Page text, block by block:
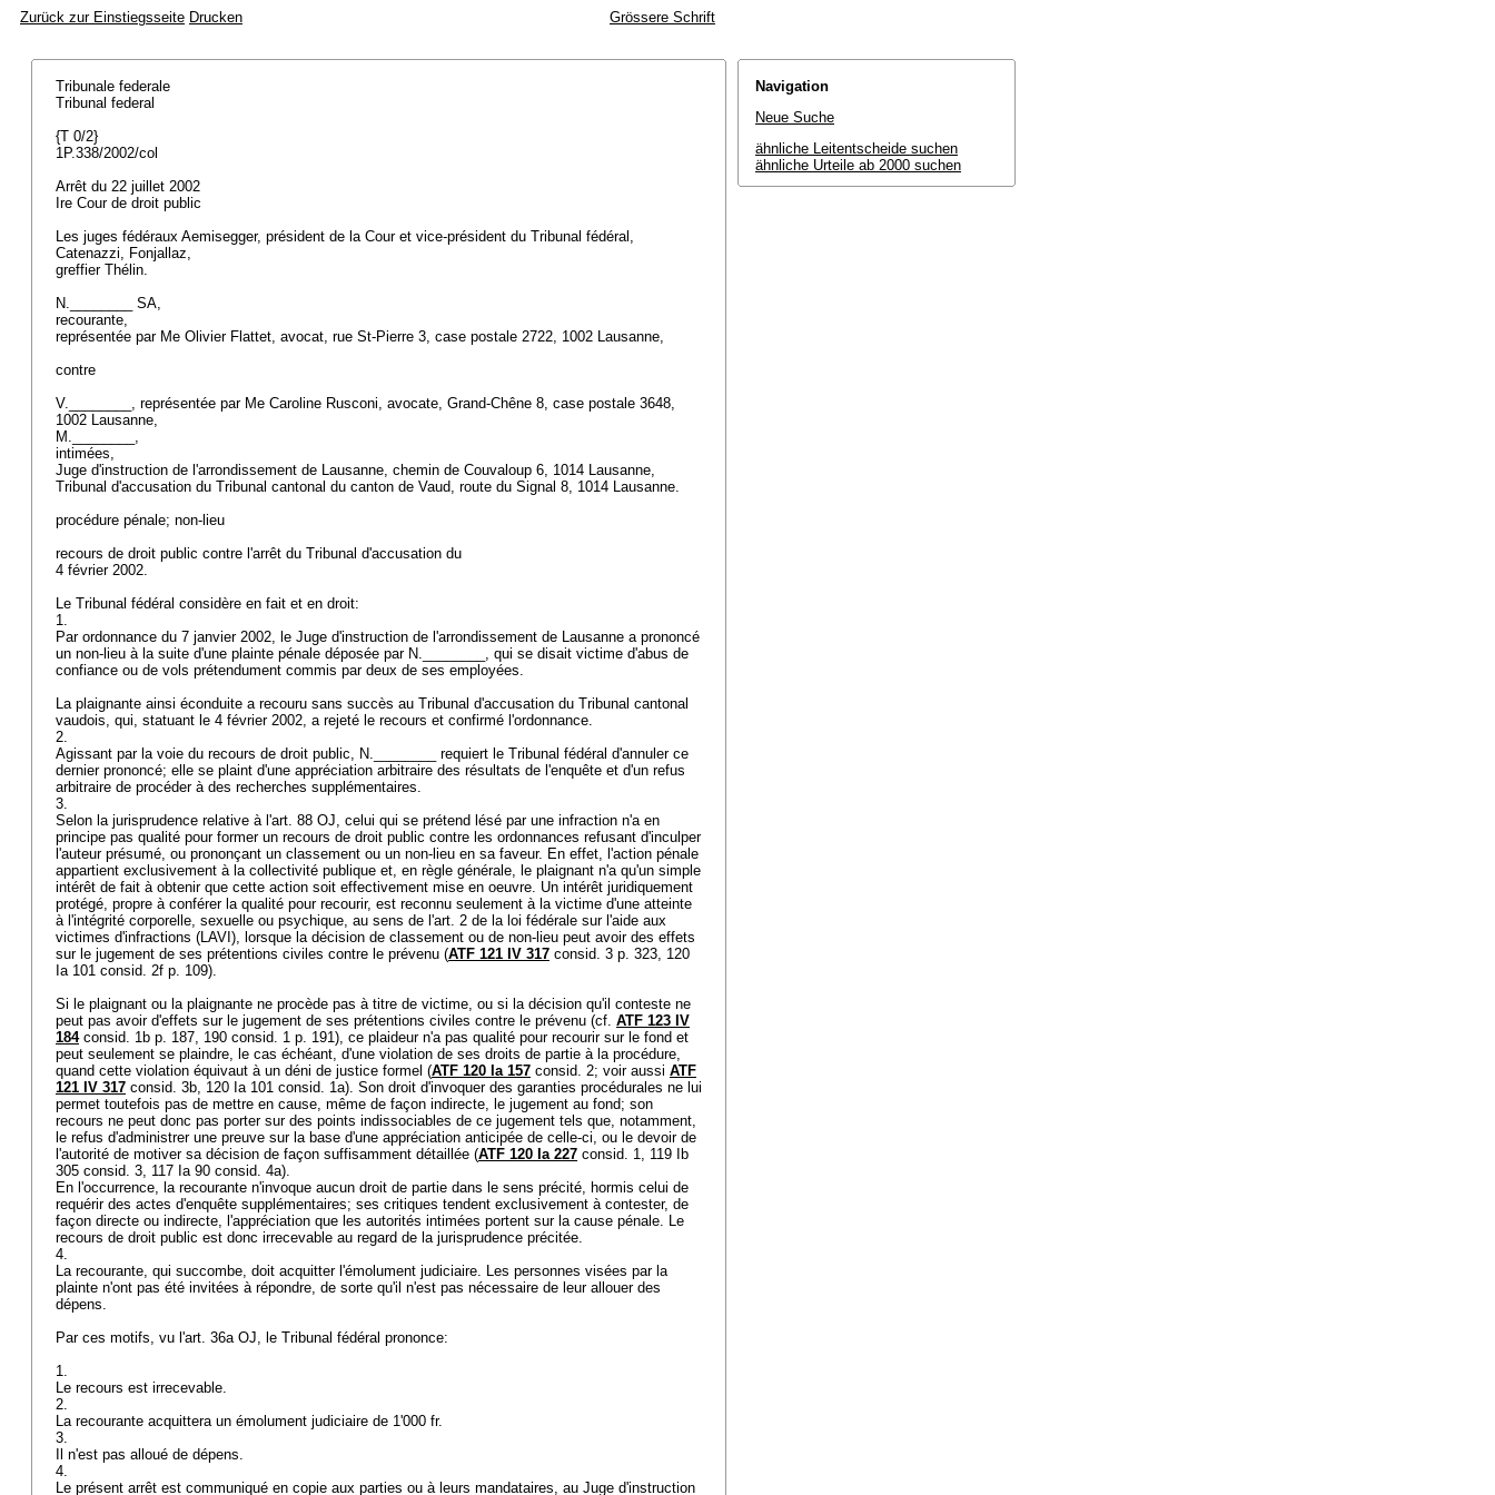
Zurück zur Einstiegsseite Drucken Grössere Schrift
Tribunale federale
Tribunal federal
{T 0/2}
1P.338/2002/col
Arrêt du 22 juillet 2002
Ire Cour de droit public
Les juges fédéraux Aemisegger, président de la Cour et vice-président du Tribunal fédéral,
Catenazzi, Fonjallaz,
greffier Thélin.
N.________ SA,
recourante,
représentée par Me Olivier Flattet, avocat, rue St-Pierre 3, case postale 2722, 1002 Lausanne,
contre
V.________, représentée par Me Caroline Rusconi, avocate, Grand-Chêne 8, case postale 3648,
1002 Lausanne,
M.________,
intimées,
Juge d'instruction de l'arrondissement de Lausanne, chemin de Couvaloup 6, 1014 Lausanne,
Tribunal d'accusation du Tribunal cantonal du canton de Vaud, route du Signal 8, 1014 Lausanne.
procédure pénale; non-lieu
recours de droit public contre l'arrêt du Tribunal d'accusation du
4 février 2002.
Le Tribunal fédéral considère en fait et en droit:
1.
Par ordonnance du 7 janvier 2002, le Juge d'instruction de l'arrondissement de Lausanne a prononcé
un non-lieu à la suite d'une plainte pénale déposée par N.________, qui se disait victime d'abus de
confiance ou de vols prétendument commis par deux de ses employées.
La plaignante ainsi éconduite a recouru sans succès au Tribunal d'accusation du Tribunal cantonal
vaudois, qui, statuant le 4 février 2002, a rejeté le recours et confirmé l'ordonnance.
2.
Agissant par la voie du recours de droit public, N.________ requiert le Tribunal fédéral d'annuler ce
dernier prononcé; elle se plaint d'une appréciation arbitraire des résultats de l'enquête et d'un refus
arbitraire de procéder à des recherches supplémentaires.
3.
Selon la jurisprudence relative à l'art. 88 OJ, celui qui se prétend lésé par une infraction n'a en
principe pas qualité pour former un recours de droit public contre les ordonnances refusant d'inculper
l'auteur présumé, ou prononçant un classement ou un non-lieu en sa faveur. En effet, l'action pénale
appartient exclusivement à la collectivité publique et, en règle générale, le plaignant n'a qu'un simple
intérêt de fait à obtenir que cette action soit effectivement mise en oeuvre. Un intérêt juridiquement
protégé, propre à conférer la qualité pour recourir, est reconnu seulement à la victime d'une atteinte
à l'intégrité corporelle, sexuelle ou psychique, au sens de l'art. 2 de la loi fédérale sur l'aide aux
victimes d'infractions (LAVI), lorsque la décision de classement ou de non-lieu peut avoir des effets
sur le jugement de ses prétentions civiles contre le prévenu (ATF 121 IV 317 consid. 3 p. 323, 120
Ia 101 consid. 2f p. 109).
Si le plaignant ou la plaignante ne procède pas à titre de victime, ou si la décision qu'il conteste ne
peut pas avoir d'effets sur le jugement de ses prétentions civiles contre le prévenu (cf. ATF 123 IV
184consid. 1b p. 187, 190 consid. 1 p. 191), ce plaideur n'a pas qualité pour recourir sur le fond et
peut seulement se plaindre, le cas échéant, d'une violation de ses droits de partie à la procédure,
quand cette violation équivaut à un déni de justice formel (ATF 120 Ia 157 consid. 2; voir aussi ATF
121 IV 317 consid. 3b, 120 Ia 101 consid. 1a). Son droit d'invoquer des garanties procédurales ne lui
permet toutefois pas de mettre en cause, même de façon indirecte, le jugement au fond; son
recours ne peut donc pas porter sur des points indissociables de ce jugement tels que, notamment,
le refus d'administrer une preuve sur la base d'une appréciation anticipée de celle-ci, ou le devoir de
l'autorité de motiver sa décision de façon suffisamment détaillée (ATF 120 Ia 227 consid. 1, 119 Ib
305 consid. 3, 117 Ia 90 consid. 4a).
En l'occurrence, la recourante n'invoque aucun droit de partie dans le sens précité, hormis celui de
requérir des actes d'enquête supplémentaires; ses critiques tendent exclusivement à contester, de
façon directe ou indirecte, l'appréciation que les autorités intimées portent sur la cause pénale. Le
recours de droit public est donc irrecevable au regard de la jurisprudence précitée.
4.
La recourante, qui succombe, doit acquitter l'émolument judiciaire. Les personnes visées par la
plainte n'ont pas été invitées à répondre, de sorte qu'il n'est pas nécessaire de leur allouer des
dépens.
Par ces motifs, vu l'art. 36a OJ, le Tribunal fédéral prononce:
1.
Le recours est irrecevable.
2.
La recourante acquittera un émolument judiciaire de 1'000 fr.
3.
Il n'est pas alloué de dépens.
4.
Le présent arrêt est communiqué en copie aux parties ou à leurs mandataires, au Juge d'instruction
Navigation
Neue Suche
ähnliche Leitentscheide suchen
ähnliche Urteile ab 2000 suchen